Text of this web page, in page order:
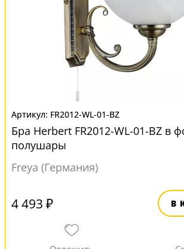
FR2012-WL-01-BZ
Бра Herbert FR2012-WL-01-BZ в
полушары
Freya (Германия)
4 493 ₽ В